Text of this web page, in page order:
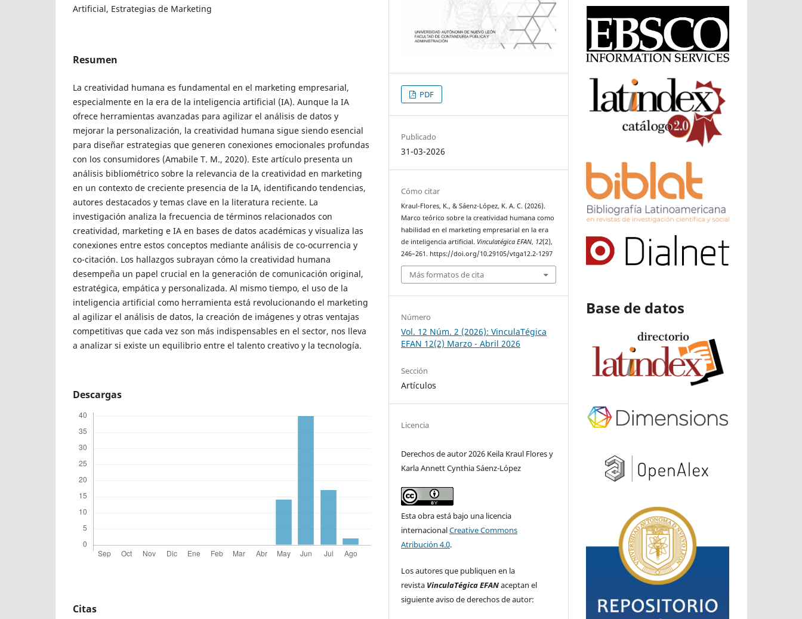
Artificial, Estrategias de Marketing
Resumen
La creatividad humana es fundamental en el marketing empresarial,
especialmente en la era de la inteligencia artificial (IA). Aunque la IA
ofrece herramientas avanzadas para agilizar el análisis de datos y
mejorar la personalización, la creatividad humana sigue siendo esencial
para diseñar estrategias que generen conexiones emocionales profundas
con los consumidores (Amabile T. M., 2020). Este artículo presenta un
análisis bibliométrico sobre la relevancia de la creatividad en marketing
en un contexto de creciente presencia de la IA, identificando tendencias,
autores destacados y temas clave en la literatura reciente. La
investigación analiza la frecuencia de términos relacionados con
creatividad, marketing e IA en bases de datos académicas y visualiza las
conexiones entre estos conceptos mediante análisis de co-ocurrencia y
co-citación. Los hallazgos subrayan cómo la creatividad humana
desempeña un papel crucial en la generación de comunicación original,
estratégica, empática y personalizada. Al mismo tiempo, el uso de la
inteligencia artificial como herramienta está revolucionando el marketing
al agilizar el análisis de datos, la creación de imágenes y otras ventajas
competitivas que cada vez son más indispensables en el sector, nos lleva
a analizar si existe un equilibrio entre el talento creativo y la tecnología.
Descargas
Citas
PDF
Publicado
31-03-2026
Cómo citar
Kraul-Flores, K., & Sáenz-López, K. A. C. (2026).
Marco teórico sobre la creatividad humana como
habilidad en el marketing empresarial en la era
de inteligencia artificial. Vinculatégica EFAN, 12(2),
246–261. https://doi.org/10.29105/vtga12.2-1297
Más formatos de cita
Número
Vol. 12 Núm. 2 (2026): VinculaTégica
EFAN 12(2) Marzo - Abril 2026
Sección
Artículos
Licencia
Derechos de autor 2026 Keila Kraul Flores y
Karla Annett Cynthia Sáenz-López
Esta obra está bajo una licencia
internacionalCreative Commons
Atribución 4.0.
Los autores que publiquen en la
revista VinculaTégica EFANaceptan el
siguiente aviso de derechos de autor:
Base de datos